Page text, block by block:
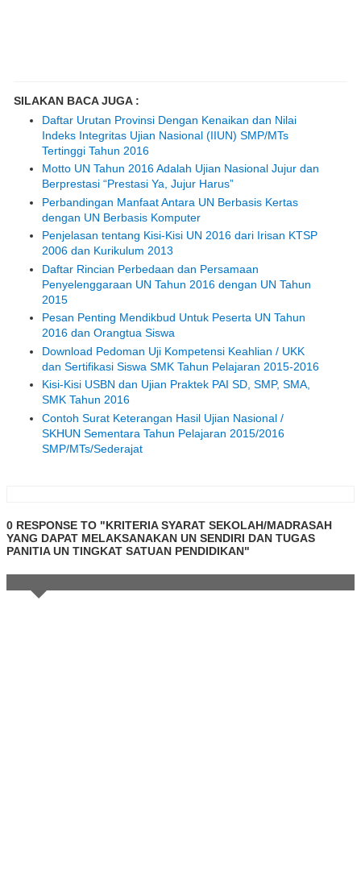
SILAKAN BACA JUGA :
Daftar Urutan Provinsi Dengan Kenaikan dan Nilai
Indeks Integritas Ujian Nasional (IIUN) SMP/MTs
Tertinggi Tahun 2016
Motto UN Tahun 2016 Adalah Ujian Nasional Jujur dan
Berprestasi “Prestasi Ya, Jujur Harus”
Perbandingan Manfaat Antara UN Berbasis Kertas
dengan UN Berbasis Komputer
Penjelasan tentang Kisi-Kisi UN 2016 dari Irisan KTSP
2006 dan Kurikulum 2013
Daftar Rincian Perbedaan dan Persamaan
Penyelenggaraan UN Tahun 2016 dengan UN Tahun
2015
Pesan Penting Mendikbud Untuk Peserta UN Tahun
2016 dan Orangtua Siswa
Download Pedoman Uji Kompetensi Keahlian / UKK
dan Sertifikasi Siswa SMK Tahun Pelajaran 2015-2016
Kisi-Kisi USBN dan Ujian Praktek PAI SD, SMP, SMA,
SMK Tahun 2016
Contoh Surat Keterangan Hasil Ujian Nasional /
SKHUN Sementara Tahun Pelajaran 2015/2016
SMP/MTs/Sederajat
0 RESPONSE TO "KRITERIA SYARAT SEKOLAH/MADRASAH
YANG DAPAT MELAKSANAKAN UN SENDIRI DAN TUGAS
PANITIA UN TINGKAT SATUAN PENDIDIKAN"